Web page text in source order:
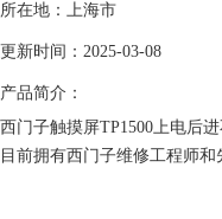
所在地：上海市
更新时间：2025-03-08
产品简介：
西门子触摸屏TP1500上电后
目前拥有西门子维修工程师